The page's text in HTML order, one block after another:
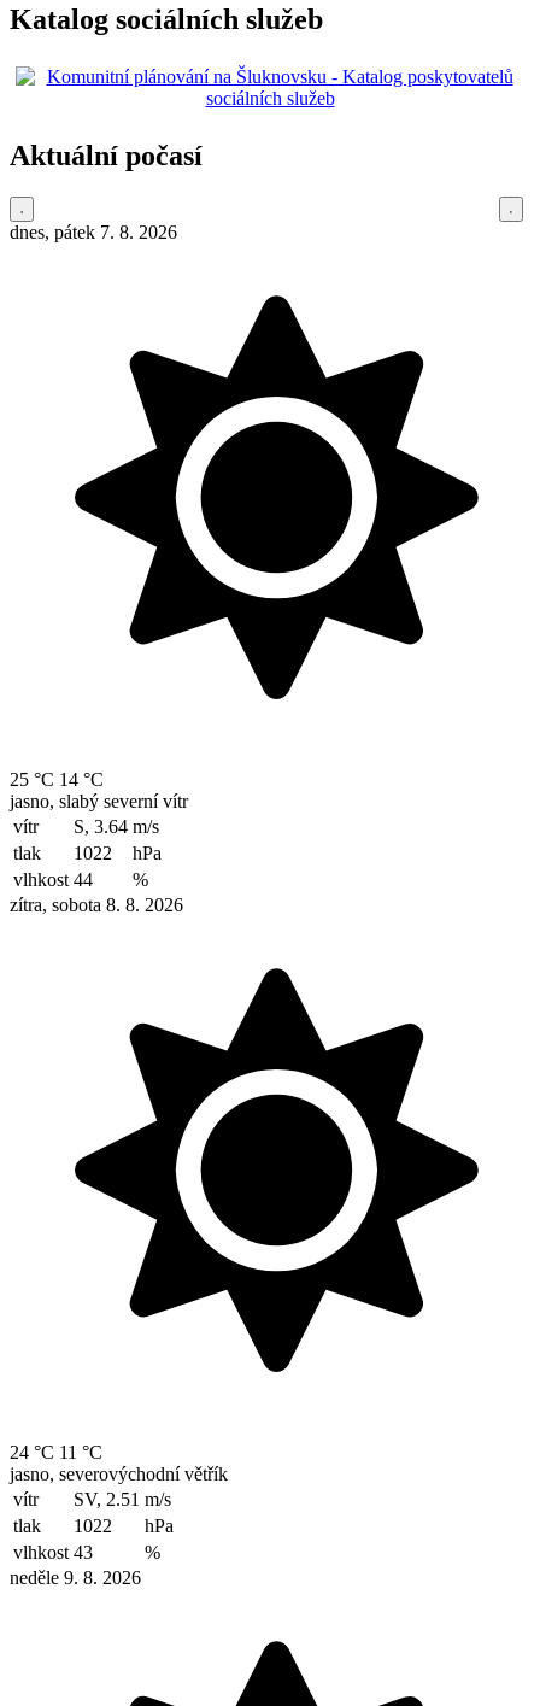
Katalog sociálních služeb
Aktuální počasí
dnes, pátek 7. 8. 2026
25 °C 14 °C
jasno, slabý severní vítr
vítr
S, 3.64 m/s
tlak
1022
hPa
vlhkost 44
%
zítra, sobota 8. 8. 2026
24 °C 11 °C
jasno, severovýchodní větřík
vítr
SV, 2.51 m/s
tlak
1022
hPa
vlhkost 43
%
neděle 9. 8. 2026